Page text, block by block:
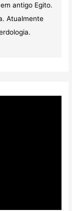
antigo Egito.
Atualmente